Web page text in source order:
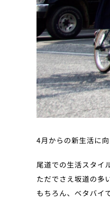
4月からの新生活に
尾道での生活スタイ
ただでさえ坂道の多
もちろん、ベタバイ